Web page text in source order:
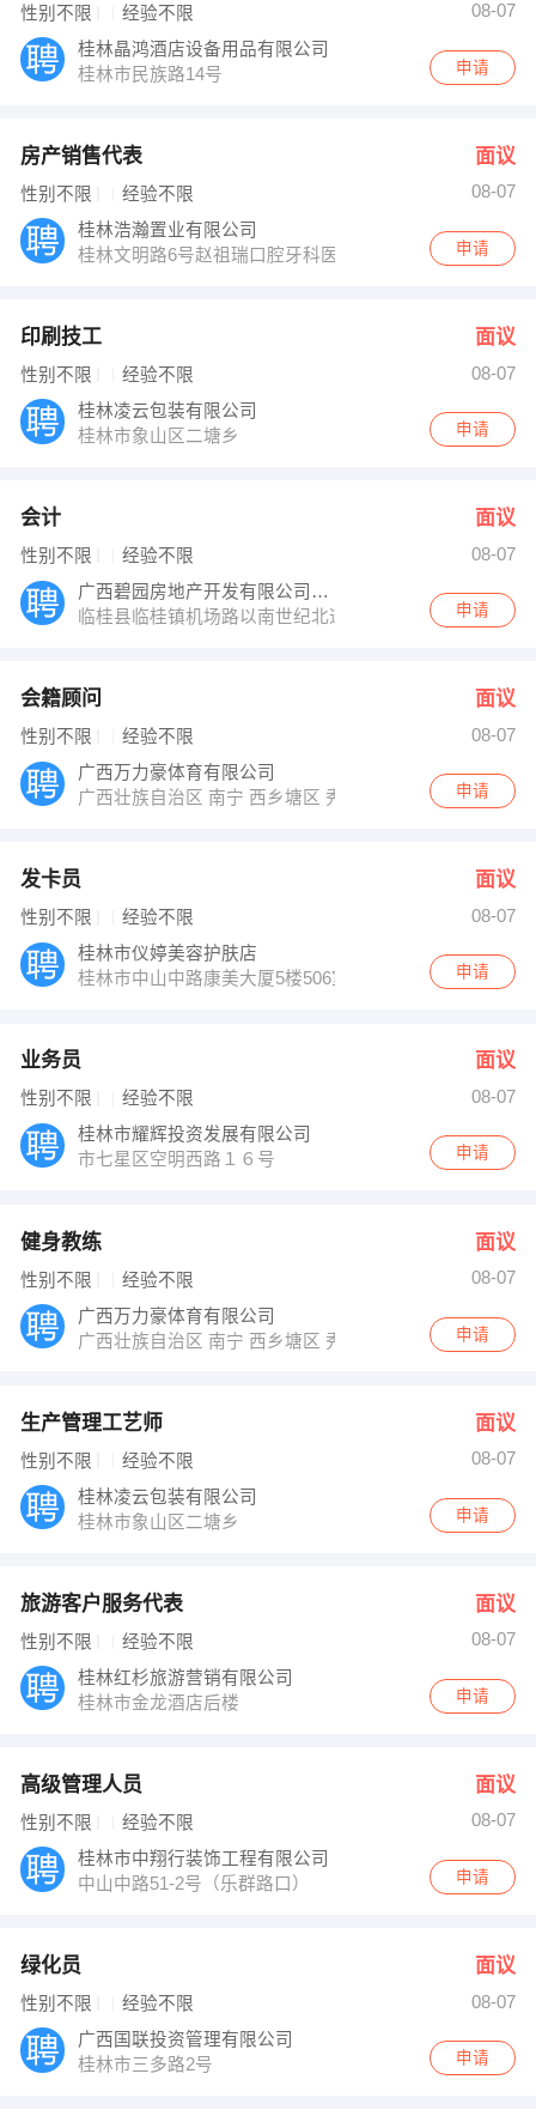
性别不限 经验不限
08-07
桂林晶鸿酒店设备用品有限公司
桂林市民族路14号
申请
房产销售代表 面议
性别不限 经验不限
08-07
桂林浩瀚置业有限公司
桂林文明路6号赵祖瑞口腔牙科医院旁办公楼2单元201
申请
印刷技工 面议
性别不限 经验不限
08-07
桂林凌云包装有限公司
桂林市象山区二塘乡
申请
会计 面议
性别不限 经验不限
08-07
广西碧园房地产开发有限公司临桂分公司
临桂县临桂镇机场路以南世纪北道东侧
申请
会籍顾问 面议
性别不限 经验不限
08-07
广西万力豪体育有限公司
广西壮族自治区 南宁 西乡塘区 秀灵路7号鼎盛国际三楼
申请
发卡员 面议
性别不限 经验不限
08-07
桂林市仪婷美容护肤店
桂林市中山中路康美大厦5楼506室
申请
业务员 面议
性别不限 经验不限
08-07
桂林市耀辉投资发展有限公司
市七星区空明西路１６号
申请
健身教练 面议
性别不限 经验不限
08-07
广西万力豪体育有限公司
广西壮族自治区 南宁 西乡塘区 秀灵路7号鼎盛国际三楼
申请
生产管理工艺师 面议
性别不限 经验不限
08-07
桂林凌云包装有限公司
桂林市象山区二塘乡
申请
旅游客户服务代表 面议
性别不限 经验不限
08-07
桂林红杉旅游营销有限公司
桂林市金龙酒店后楼
申请
高级管理人员 面议
性别不限 经验不限
08-07
桂林市中翔行装饰工程有限公司
中山中路51-2号（乐群路口）
申请
绿化员 面议
性别不限 经验不限
08-07
广西国联投资管理有限公司
桂林市三多路2号
申请